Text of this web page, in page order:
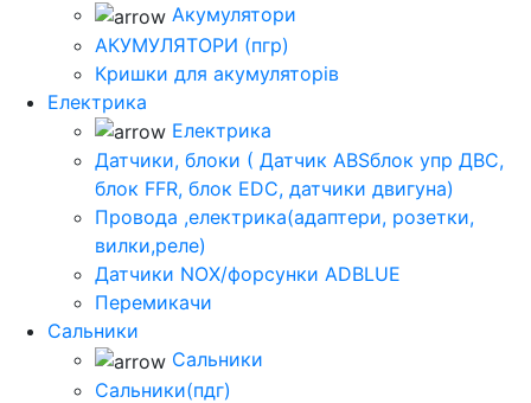
Акумулятори
АКУМУЛЯТОРИ (пгр)
Кришки для акумуляторів
Електрика
Електрика
Датчики, блоки ( Датчик ABSблок упр ДВС,
блок FFR, блок EDC, датчики двигуна)
Провода ,електрика(адаптери, розетки,
вилки,реле)
Датчики NOX/форсунки ADBLUE
Перемикачи
Сальники
Сальники
Сальники(пдг)